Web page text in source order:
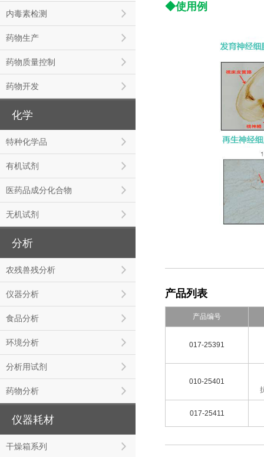
内毒素检测
药物生产
药物质量控制
药物开发
化学
特种化学品
有机试剂
医药品成分化合物
无机试剂
分析
农残兽残分析
仪器分析
食品分析
环境分析
分析用试剂
药物分析
仪器耗材
干燥箱系列
◆使用例
产品列表
产品编号
017-25391
010-25401
017-25411